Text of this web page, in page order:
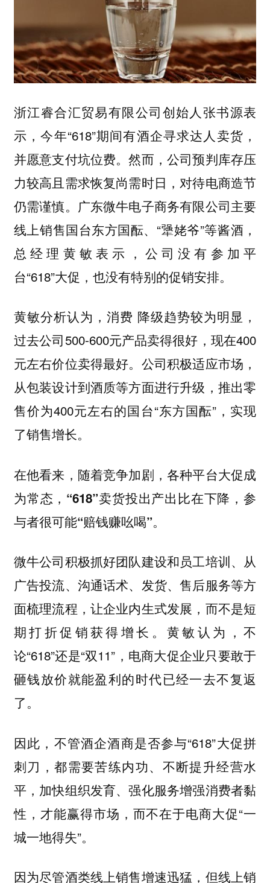
浙江睿合汇贸易有限公司创始人张书源表
示，今年“618”期间有酒企寻求达人卖货，
并愿意支付坑位费。然而，公司预判库存压
力较高且需求恢复尚需时日，对待电商造节
仍需谨慎。广东微牛电子商务有限公司主要
线上销售国台东方国酝、“犟姥爷”等酱酒，
总经理黄敏表示，公司没有参加平
台“618”大促，也没有特别的促销安排。
黄敏分析认为，消费 降级趋势较为明显，
过去公司500-600元产品卖得很好，现在400
元左右价位卖得最好。公司积极适应市场，
从包装设计到酒质等方面进行升级，推出零
售价为400元左右的国台“东方国酝”，实现
了销售增长。
在他看来，随着竞争加剧，各种平台大促成
为常态，“618”卖货投出产出比在下降，参
与者很可能“赔钱赚吆喝”。
微牛公司积极抓好团队建设和员工培训、从
广告投流、沟通话术、发货、售后服务等方
面梳理流程，让企业内生式发展，而不是短
期打折促销获得增长。黄敏认为，不
论“618”还是“双11”，电商大促企业只要敢于
砸钱放价就能盈利的时代已经一去不复返
了。
因此，不管酒企酒商是否参与“618”大促拼
刺刀，都需要苦练内功、不断提升经营水
平，加快组织发育、强化服务增强消费者黏
性，才能赢得市场，而不在于电商大促“一
城一地得失”。
因为尽管酒类线上销售增速迅猛，但线上销